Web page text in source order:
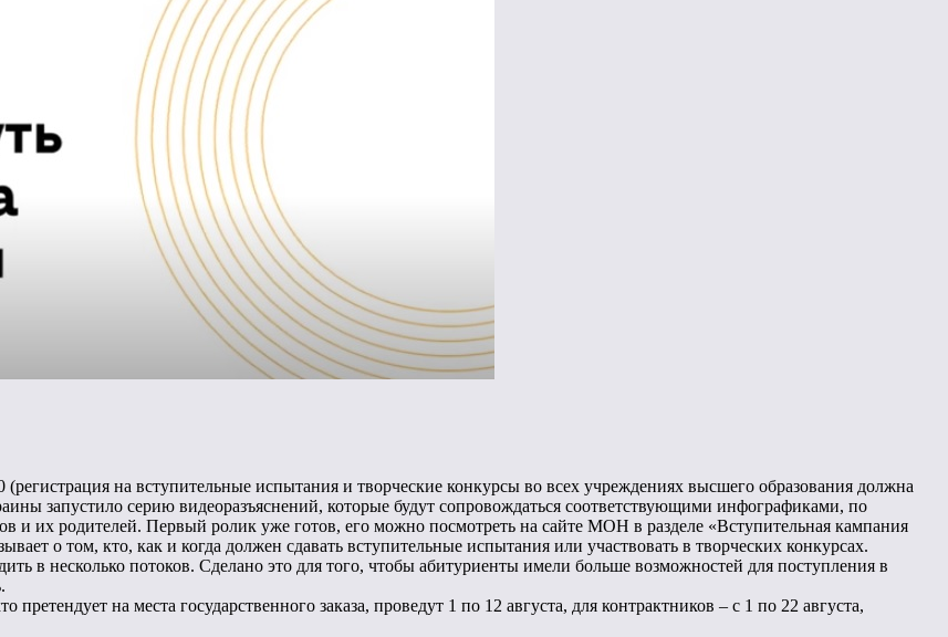
на вступительные испытания и творческие конкурсы во всех учреждениях высшего образования должна
запустило серию видеоразъяснений, которые будут сопровождаться соответствующими инфографиками, по
и их родителей. Первый ролик уже готов, его можно посмотреть на сайте МОН в разделе «Вступительная кампания
о том, кто, как и когда должен сдавать вступительные испытания или участвовать в творческих конкурсах.
в несколько потоков. Сделано это для того, чтобы абитуриенты имели больше возможностей для поступления в
на места государственного заказа, проведут 1 по 12 августа, для контрактников – с 1 по 22 августа,